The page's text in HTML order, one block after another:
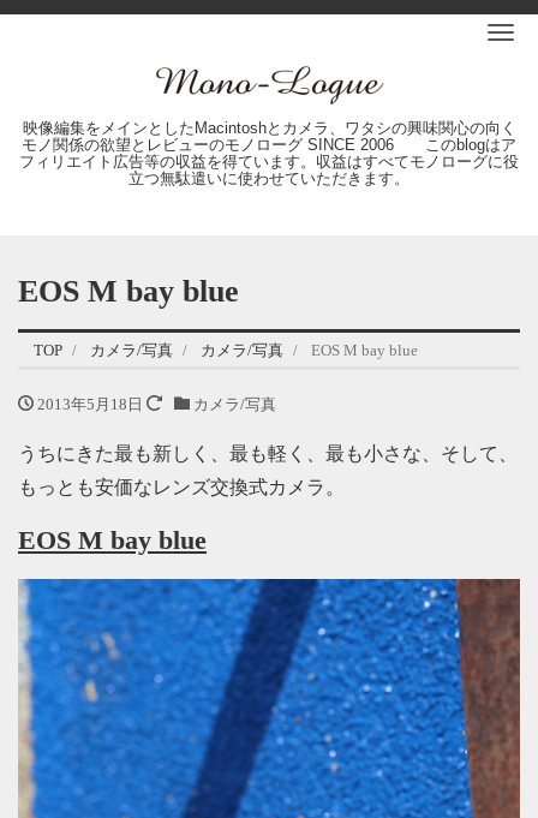
映像編集をメインとしたMacintoshとカメラ、ワタシの興味関心の向く
モノ関係の欲望とレビューのモノローグ SINCE 2006 このblogはア
フィリエイト広告等の収益を得ています。収益はすべてモノローグに役
立つ無駄遣いに使わせていただきます。
EOS M bay blue
TOP カメラ/写真 カメラ/写真 EOS M bay blue
2013年5月18日 カメラ/写真
うちにきた最も新しく、最も軽く、最も小さな、そして、
もっとも安価なレンズ交換式カメラ。
EOS M bay blue